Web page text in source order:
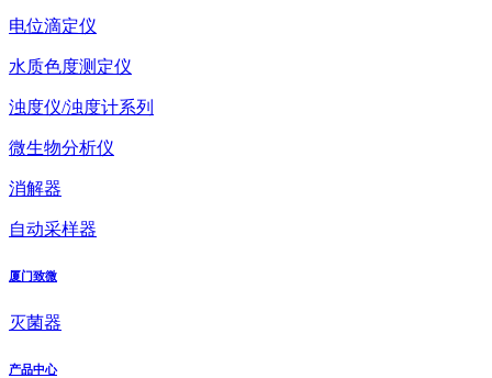
电位滴定仪
水质色度测定仪
浊度仪/浊度计系列
微生物分析仪
消解器
自动采样器
厦门致微
灭菌器
产品中心